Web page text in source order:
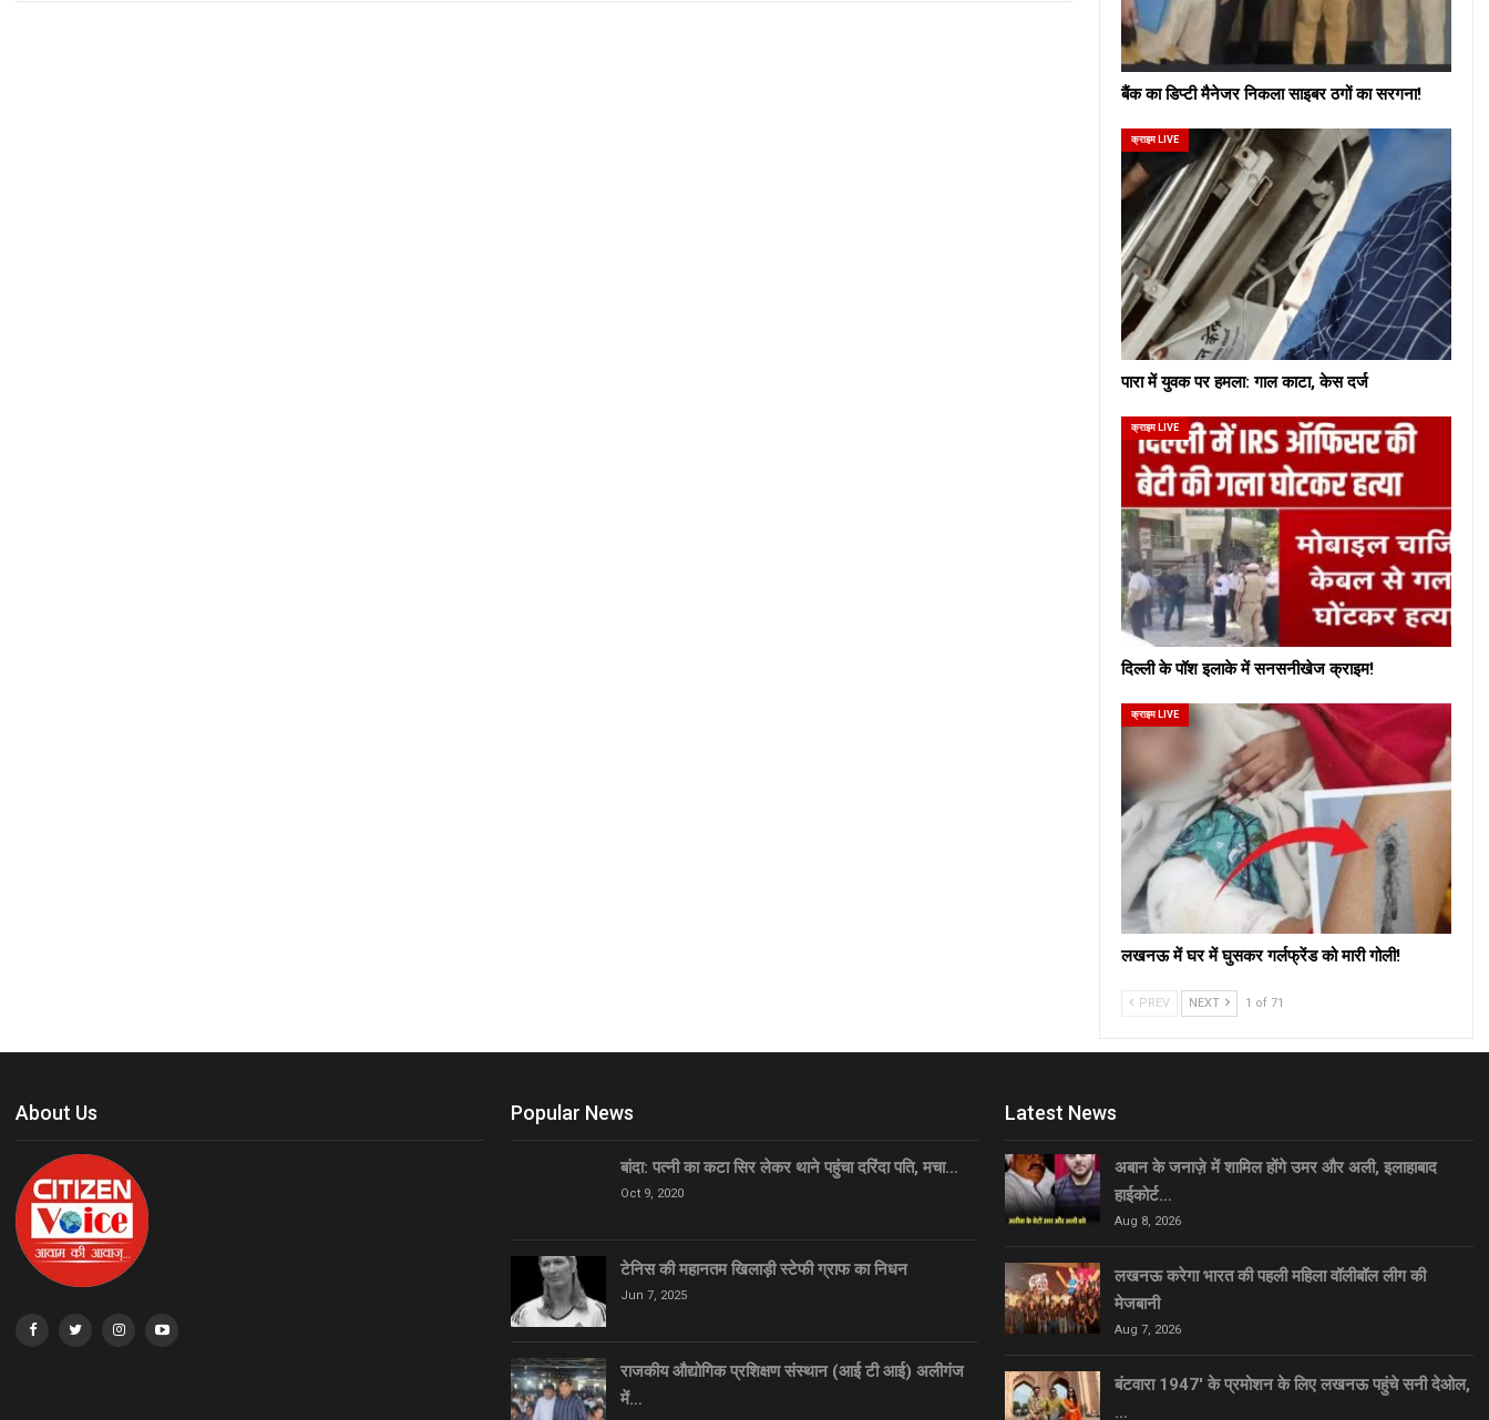
बैंक का डिप्टी मैनेजर निकला साइबर ठगों का सरगना!
क्राइम LIVE
पारा में युवक पर हमला: गाल काटा, केस दर्ज
क्राइम LIVE
दिल्ली के पॉश इलाके में सनसनीखेज क्राइम!
क्राइम LIVE
लखनऊ में घर में घुसकर गर्लफ्रेंड को मारी गोली!
PREV NEXT 1 of 71
About Us Popular News
बांदा: पत्नी का कटा सिर लेकर थाने पहुंचा दरिंदा पति, मचा…
Oct 9, 2020
टेनिस की महानतम खिलाड़ी स्टेफी ग्राफ का निधन
Jun 7, 2025
राजकीय औद्योगिक प्रशिक्षण संस्थान (आई टी आई) अलीगंज
में…
Latest News
अबान के जनाज़े में शामिल होंगे उमर और अली, इलाहाबाद
हाईकोर्ट…
Aug 8, 2026
लखनऊ करेगा भारत की पहली महिला वॉलीबॉल लीग की
मेजबानी
Aug 7, 2026
बंटवारा 1947′ के प्रमोशन के लिए लखनऊ पहुंचे सनी देओल,
…